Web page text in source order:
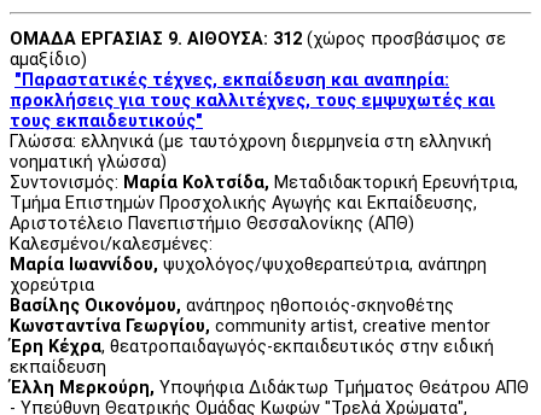
ΟΜΑΔΑ ΕΡΓΑΣΙΑΣ 9. ΑΙΘΟΥΣΑ: 312 (χώρος προσβάσιμος σε
αμαξίδιο)
"Παραστατικές τέχνες, εκπαίδευση και αναπηρία:
προκλήσεις για τους καλλιτέχνες, τους εμψυχωτές και
τους εκπαιδευτικούς"
Γλώσσα: ελληνικά (με ταυτόχρονη διερμηνεία στη ελληνική
νοηματική γλώσσα)
Συντονισμός: Μαρία Κολτσίδα, Μεταδιδακτορική Ερευνήτρια,
Τμήμα Επιστημών Προσχολικής Αγωγής και Εκπαίδευσης,
Αριστοτέλειο Πανεπιστήμιο Θεσσαλονίκης (ΑΠΘ)
Καλεσμένοι/καλεσμένες:
Μαρία Ιωαννίδου, ψυχολόγος/ψυχοθεραπεύτρια, ανάπηρη
χορεύτρια
Βασίλης Οικονόμου, ανάπηρος ηθοποιός-σκηνοθέτης
Κωνσταντίνα Γεωργίου, community artist, creative mentor
Έρη Κέχρα, θεατροπαιδαγωγός-εκπαιδευτικός στην ειδική
εκπαίδευση
Έλλη Μερκούρη, Υποψήφια Διδάκτωρ Τμήματος Θεάτρου ΑΠΘ
- Υπεύθυνη Θεατρικής Ομάδας Κωφών "Τρελά Χρώματα",